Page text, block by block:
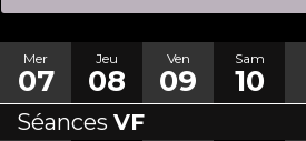
Mer
07
Jeu
08
Ven
09
Sam
10
Séances VF